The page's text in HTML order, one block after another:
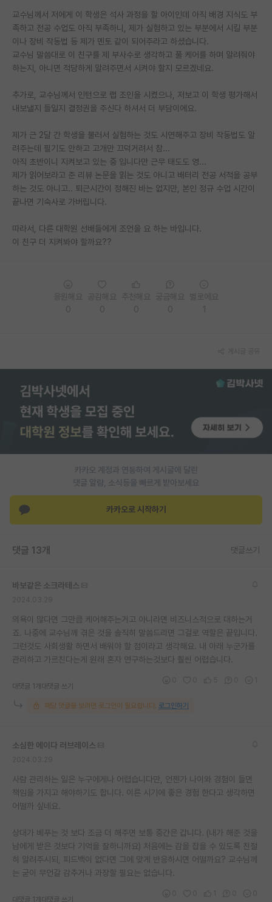
유학교육
이벤트
반도체 아카데미
재팬라운지 🌸
교수님께서 저에게 이 학생은 석사 과정을 할 아이인데 아직 배경 지식도 부
족하고 전공 수업도 아직 부족하니, 제가 실험하고 있는 부분에서 시킬 부분
이나 장비 작동법 등 제가 멘토 같이 되어주라고 하셨습니다.
교수님 말씀대로 이 친구를 제 부사수로 생각하고 풀 케어를 하며 알려줘야
하는지, 아니면 적당하게 알려주면서 시켜야 할지 모르겠네요.
추가로, 교수님께서 인턴으로 랩 조인을 시켰으나, 저보고 이 학생 평가해서
내보낼지 들일지 결정권을 주신다 하셔서 더 부담이에요.
제가 근 2달 간 학생을 불러서 실험하는 것도 시연해주고 장비 작동법도 알
려주는데 필기도 안하고 고개만 끄덕거려서 참...
아직 초반이니 지켜보고 있는 중 입니다만 근무 태도도 영...
제가 읽어보라고 준 리뷰 논문을 읽는 것도 아니고 배터리 전공 서적을 공부
하는 것도 아니고.. 퇴근시간이 정해진 바는 없지만, 본인 정규 수업 시간이
끝나면 기숙사로 가버립니다.
따라서, 다른 대학원 선배들에게 조언을 요 하는 바입니다.
이 친구 더 지켜봐야 할까요??
카카오 계정과 연동하여 게시글에 달린
댓글 알람, 소식등을 빠르게 받아보세요
카카오로 시작하기
댓글 13개 댓글쓰기
바보같은 소크라테스
의욕이 많다면 그만큼 케어해주는거고 아니라면 비즈니스적으로 대하는거
죠. 나중에 교수님께 겪은 것을 솔직히 말씀드리면 그걸로 역할은 끝입니다.
그런것도 사회생활 하면서 배워야 할 점이라고 생각해요. 내 아래 누군가를
관리하고 가르친다는게 원래 혼자 연구하는것보다 훨씬 어렵습니다.
대댓글 1개 대댓글 쓰기
해당 댓글을 보려면 로그인이 필요합니다. 로그인하기
소심한 에이다 러브레이스
사람 관리하는 일은 누구에게나 어렵습니다만, 언젠가 나이와 경험이 들면
책임을 가지고 해야하기도 합니다. 이른 시기에 좋은 경험 한다고 생각하면
어떨까 싶네요.
상대가 베푸는 것 보다 조금 더 해주면 보통 중간은 갑니다. (내가 해준 것을
남에게 받은 것보다 기억을 잘하니까요) 처음에는 감을 잡을 수 있도록 친절
히 알려주시되, 피드백이 없다면 그에 맞게 반응하시면 어떨까요? 교수님께
는 굳이 무언갈 감추거나 과장할 필요는 없습니다.
대댓글 1개 대댓글 쓰기